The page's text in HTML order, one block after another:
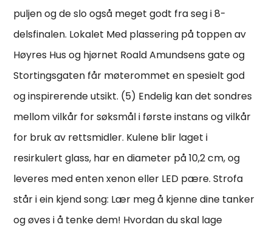
puljen og de slo også meget godt fra seg i 8-
delsfinalen. Lokalet Med plassering på toppen av
Høyres Hus og hjørnet Roald Amundsens gate og
Stortingsgaten får møterommet en spesielt god
og inspirerende utsikt. (5) Endelig kan det sondres
mellom vilkår for søksmål i første instans og vilkår
for bruk av rettsmidler. Kulene blir laget i
resirkulert glass, har en diameter på 10,2 cm, og
leveres med enten xenon eller LED pære. Strofa
står i ein kjend song: Lær meg å kjenne dine tanker
og øves i å tenke dem! Hvordan du skal lage